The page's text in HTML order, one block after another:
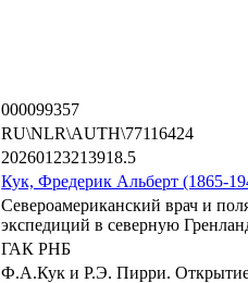
000099357
RU\NLR\AUTH\77116424
20260123213918.5
Кук, Фредерик Альберт (1865-
Североамериканский врач и
экспедиций в северную
ГАК РНБ
Ф.А.Кук и Р.Э. Пирри. Открытие